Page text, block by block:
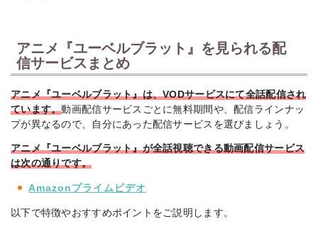
アニメ『ユーベルブラット』を見られる配
信サービスまとめ
アニメ『ユーベルブラット』は、VODサービスにて全話配信され
ています。動画配信サービスごとに無料期間や、配信ラインナッ
プが異なるので、自分にあった配信サービスを選びましょう。
アニメ『ユーベルブラット』が全話視聴できる動画配信サービス
は次の通りです。
Amazonプライムビデオ
以下で特徴やおすすめポイントをご説明します。